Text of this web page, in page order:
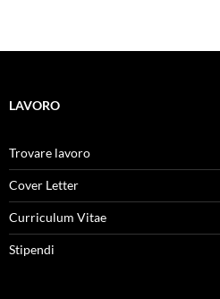
LAVORO
Trovare lavoro
Cover Letter
Curriculum Vitae
Stipendi